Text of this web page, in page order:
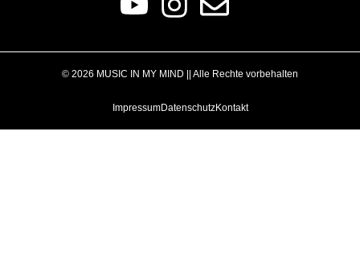
© 2026 MUSIC IN MY MIND || Alle Rechte vorbehalten
ImpressumDatenschutzKontakt